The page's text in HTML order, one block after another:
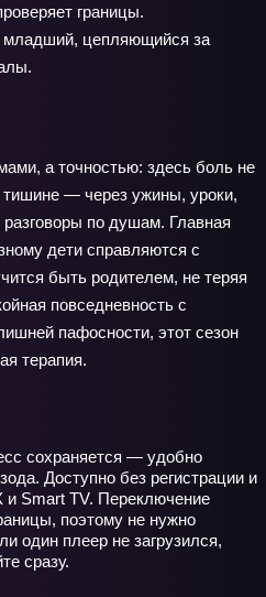
границы.
цепляющийся за
а точностью: здесь боль не
— через ужины, уроки,
по душам. Главная
дети справляются с
быть родителем, не теряя
повседневность с
пафосности, этот сезон
терапия.
сохраняется — удобно
Доступно без регистрации и
Smart TV. Переключение
поэтому не нужно
один плеер не загрузился,
сразу.